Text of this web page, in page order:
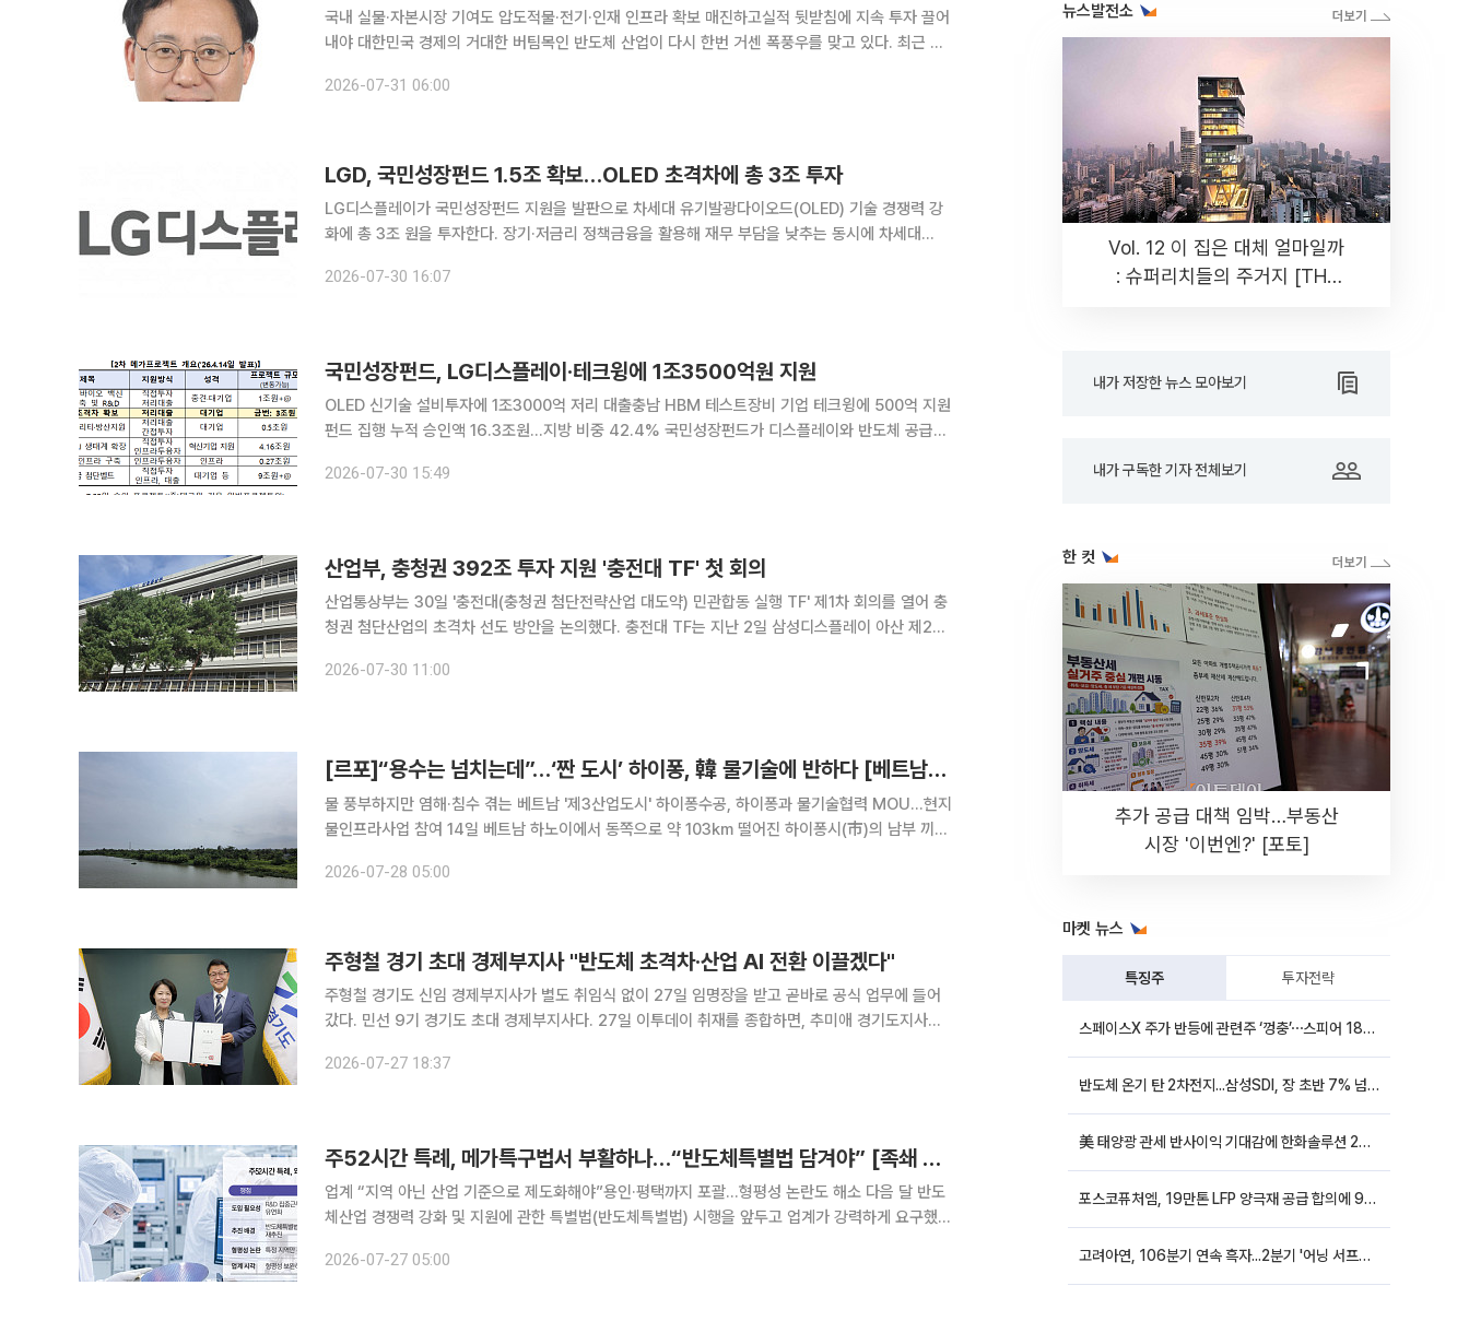
국내 실물·자본시장 기여도 압도적물·전기·인재 인프라 확보 매진하고실적 뒷받침에 지속 투자 끌어
내야 대한민국 경제의 거대한 버팀목인 반도체 산업이 다시 한번 거센 폭풍우를 맞고 있다. 최근 국
는 ‘반도체 겨울론’과 ‘고점 논란’이 뜨겁게 분출되고 있다. 이 현상을
2026-07-31 06:00
LGD, 국민성장펀드 1.5조 확보…OLED 초격차에 총 3조 투자
LG디스플레이가 국민성장펀드 지원을 발판으로 차세대 유기발광다이오드(OLED) 기술 경쟁력 강
화에 총 3조 원을 투자한다. 장기·저금리 정책금융을 활용해 재무 부담을 낮추는 동시에 차세대
국민성장펀드 '2차 메가프로젝트'의 'OLED 초격차 확보' 지원 기업
2026-07-30 16:07
국민성장펀드, LG디스플레이·테크윙에 1조3500억원 지원
OLED 신기술 설비투자에 1조3000억 저리 대출충남 HBM 테스트장비 기업 테크윙에 500억 지원
펀드 집행 누적 승인액 16.3조원…지방 비중 42.4% 국민성장펀드가 디스플레이와 반도체 공급망
기술 설비투자와 고대역폭메모리(HBM) 전용 테스트장비 생산
2026-07-30 15:49
산업부, 충청권 392조 투자 지원 '충전대 TF' 첫 회의
산업통상부는 30일 '충전대(충청권 첨단전략산업 대도약) 민관합동 실행 TF' 제1차 회의를 열어 충
청권 첨단산업의 초격차 선도 방안을 논의했다. 충전대 TF는 지난 2일 삼성디스플레이 아산 제2캠
산업정책실장이 위원장을 맡았으며 관계부처 국장, 충청권 4
2026-07-30 11:00
[르포]“용수는 넘치는데”…‘짠 도시’ 하이퐁, 韓 물기술에 반하다 [베트남을 水놓다②]
물 풍부하지만 염해·침수 겪는 베트남 '제3산업도시' 하이퐁수공, 하이퐁과 물기술협력 MOU…현지
물인프라사업 참여 14일 베트남 하노이에서 동쪽으로 약 103km 떨어진 하이퐁시(市)의 남부 끼엔
평야가 눈에 들어왔다. 하이퐁 남부경제특구의 중장기 물 수요
2026-07-28 05:00
주형철 경기 초대 경제부지사 "반도체 초격차·산업 AI 전환 이끌겠다"
주형철 경기도 신임 경제부지사가 별도 취임식 없이 27일 임명장을 받고 곧바로 공식 업무에 들어
갔다. 민선 9기 경기도 초대 경제부지사다. 27일 이투데이 취재를 종합하면, 추미애 경기도지사는
히 든든하다. 든든한 경기도, 도지사와 부지사가 함께하겠다"고 격려했다.
2026-07-27 18:37
주52시간 특례, 메가특구법서 부활하나…“반도체특별법 담겨야” [족쇄 못 푼 초격차]
업계 “지역 아닌 산업 기준으로 제도화해야”용인·평택까지 포괄…형평성 논란도 해소 다음 달 반도
체산업 경쟁력 강화 및 지원에 관한 특별법(반도체특별법) 시행을 앞두고 업계가 강력하게 요구했던
체특별법에서는 제외됐지만, 정부가 추진 중인 메가특구법에 해당
2026-07-27 05:00
뉴스발전소
Vol. 12 이 집은 대체 얼마일까
: 슈퍼리치들의 주거지 [THE
내가 저장한 뉴스 모아보기
내가 구독한 기자 전체보기
한 컷
추가 공급 대책 임박…부동산
시장 '이번엔?' [포토]
마켓 뉴스
특징주 투자전략
스페이스X 주가 반등에 관련주 ‘껑충’⋯스피어 18%ㆍ에이치브이엠 12%↑
반도체 온기 탄 2차전지...삼성SDI, 장 초반 7% 넘게 껑충
美 태양광 관세 반사이익 기대감에 한화솔루션 20%대·OCI홀딩스 14%대 급등
포스코퓨처엠, 19만톤 LFP 양극재 공급 합의에 9%대 강세
고려아연, 106분기 연속 흑자...2분기 '어닝 서프라이즈'에 장 초반 12%대 강세